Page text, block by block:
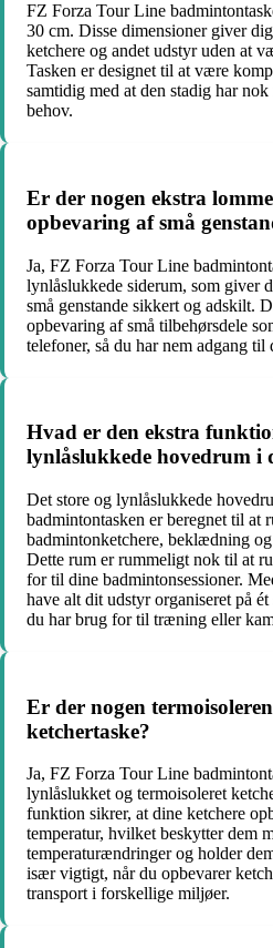
FZ Forza Tour Line
30 cm. Disse dimensioner giver
ketchere og andet udstyr uden at
Tasken er designet til at være
samtidig med at den stadig har
behov.
Er der nogen ekstra
opbevaring af små
Ja, FZ Forza Tour Line
lynlåslukkede siderum, som giver
små genstande sikkert og adskilt.
opbevaring af små tilbehørsdele
telefoner, så du har nem adgang
Hvad er den ekstra
lynlåslukkede hovedrum i
Det store og lynlåslukkede
badmintontasken er beregnet til at
badmintonketchere, beklædning
Dette rum er rummeligt nok til at
for til dine badmintonsessioner.
have alt dit udstyr organiseret på
du har brug for til træning eller
Er der nogen
ketchertaske?
Ja, FZ Forza Tour Line
lynlåslukket og termoisoleret
funktion sikrer, at dine ketchere
temperatur, hvilket beskytter dem
temperaturændringer og holder
især vigtigt, når du opbevarer
transport i forskellige miljøer.